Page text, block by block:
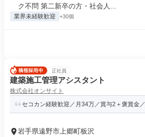
ク不問 第二新卒の方・社会人...
業界未経験歓迎 +30個
正社員
建築施工管理アシスタント
株式会社オンサイト
セコカン経験歓迎／月34万／賞与2＋褒賞金
岩手県遠野市上郷町板沢